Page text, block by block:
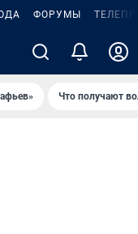
ФОРУМЫ
Что получают